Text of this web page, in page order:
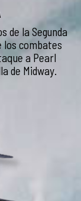
de la Segunda
los combates
a Pearl
de Midway.